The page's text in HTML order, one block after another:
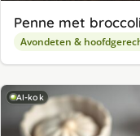
Penne met
Avondeten &
AI-kok